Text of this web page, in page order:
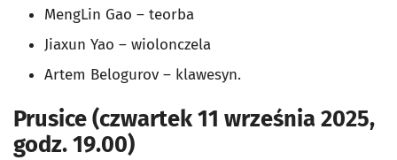
MengLin Gao – teorba
Jiaxun Yao – wiolonczela
Artem Belogurov – klawesyn.
Prusice (czwartek 11 września 2025,
godz. 19.00)